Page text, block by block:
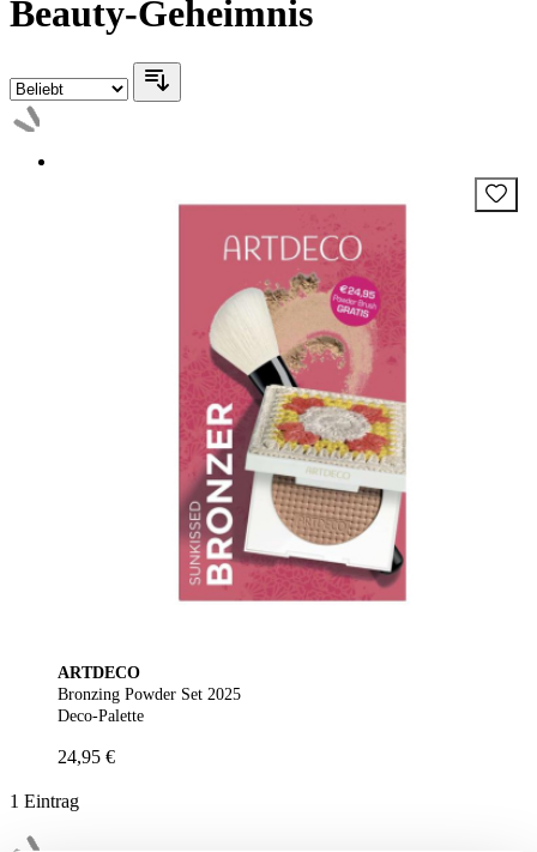
Beauty-Geheimnis
ARTDECO
Bronzing Powder Set 2025
Deco-Palette
24,95 €
1 Eintrag